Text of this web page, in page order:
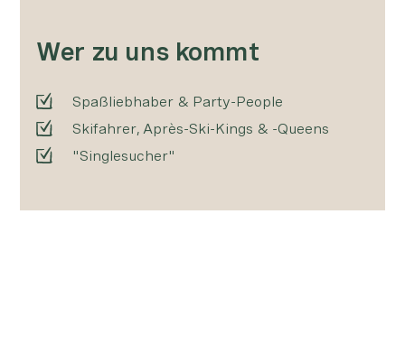
Wer zu uns kommt
Spaßliebhaber & Party-People
Skifahrer, Après-Ski-Kings & -Queens
"Singlesucher"